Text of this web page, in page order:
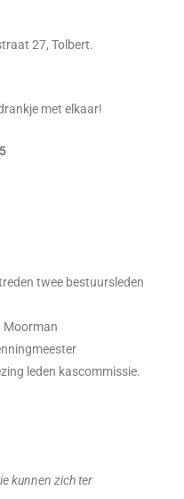
27, Tolbert.
met elkaar!
twee bestuursleden
Moorman
leden kascommissie.
kunnen zich ter